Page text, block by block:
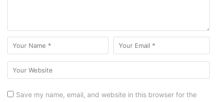
Save my name, email, and website in this browser for the